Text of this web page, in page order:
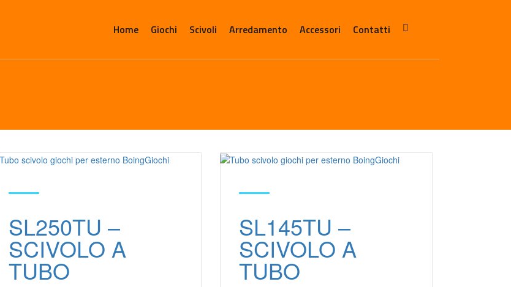
Home Giochi Scivoli Arredamento Accessori Contatti
SL250TU –
SCIVOLO A
TUBO
SL145TU –
SCIVOLO A
TUBO